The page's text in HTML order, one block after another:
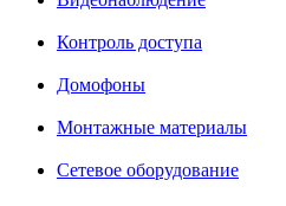
Контроль доступа
Домофоны
Монтажные материалы
Сетевое оборудование